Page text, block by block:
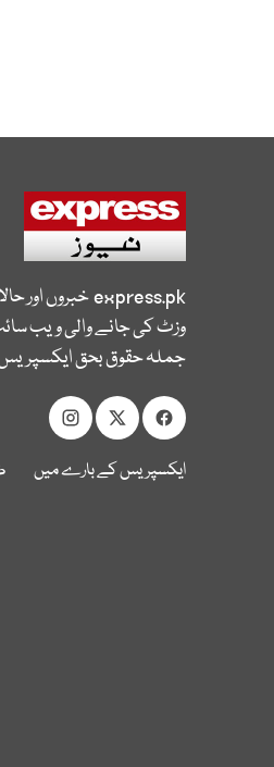
express.pkخبروں اور
وزٹ کی جانے والی ویب
جملہ حقوق بحق
ایکسپریس کے بارے میں